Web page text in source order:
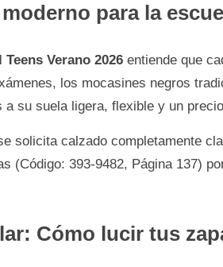
para la
Verano 2026entiende que
los mocasines negros
su suela ligera, flexible y un
solicita calzado completamente
(Código: 393-9482, Página 137)
Cómo lucir tus